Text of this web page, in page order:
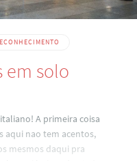
em solo
A primeira coisa
aqui nao tem acentos,
mesmos daqui pra